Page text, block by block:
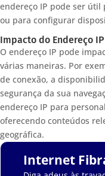
endereço IP pode ser útil
ou para configurar
Impacto do Endereço
O endereço IP pode
várias maneiras. Por
de conexão, a
segurança da sua
endereço IP para
oferecendo conteúdos
geográfica.
Internet